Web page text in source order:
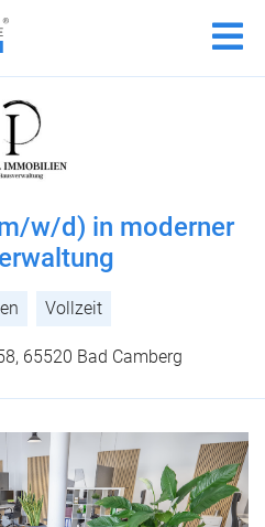
w/d) in moderner
Vollzeit
65520 Bad Camberg